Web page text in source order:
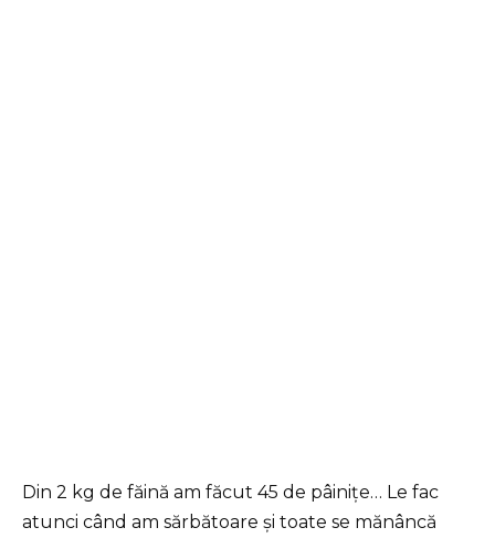
Din 2 kg de făină am făcut 45 de pâinițe… Le fac
atunci când am sărbătoare și toate se mănâncă